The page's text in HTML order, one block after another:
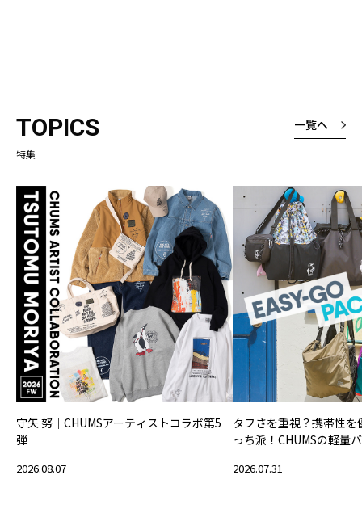
TOPICS
特集
一覧へ
守矢 努｜CHUMSアーティストコラボ第5
弾
2026.08.07
タフさを重視？携帯性
っち派！CHUMSの軽量
2026.07.31